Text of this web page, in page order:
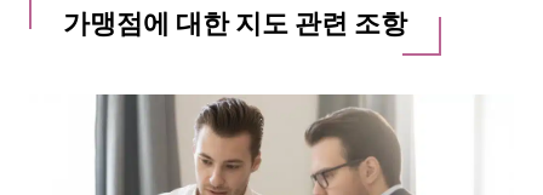
가맹점에 대한 지도 관련 조항